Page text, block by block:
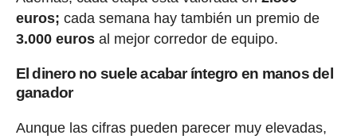
euros; cada semana hay también un premio de
3.000 eurosal mejor corredor de equipo.
El dinero no suele acabar íntegro en manos del
ganador
Aunque las cifras pueden parecer muy elevadas,